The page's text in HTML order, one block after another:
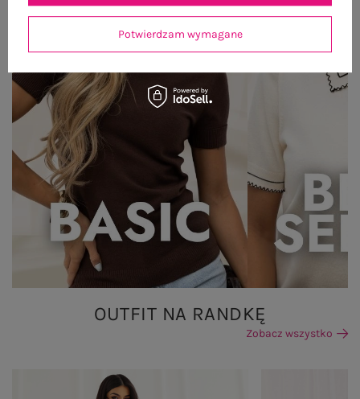
OUTFIT NA RANDKĘ
Zobacz wszystko
Potwierdzam wymagane